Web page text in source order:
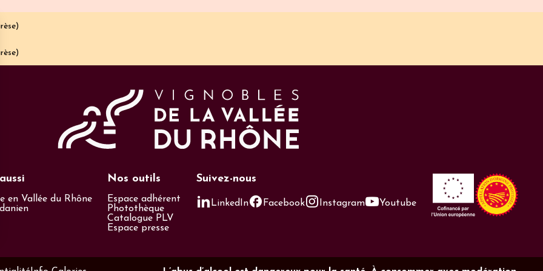
en Vallée du Rhône
Nos outils
Espace adhérent
Photothèque
Catalogue PLV
Espace presse
Suivez-nous
LinkedIn Facebook Instagram Youtube